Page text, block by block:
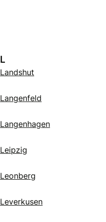
L
Landshut
Langenfeld
Langenhagen
Leipzig
Leonberg
Leverkusen